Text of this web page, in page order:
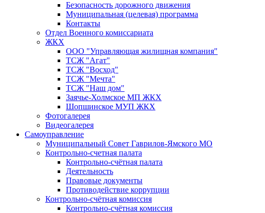
Безопасность дорожного движения
Муниципальная (целевая) программа
Контакты
Отдел Военного комиссариата
ЖКХ
ООО "Управляющая жилищная компания"
ТСЖ "Агат"
ТСЖ "Восход"
ТСЖ "Мечта"
ТСЖ "Наш дом"
Заячье-Холмское МП ЖКХ
Шопшинское МУП ЖКХ
Фотогалерея
Видеогалерея
Самоуправление
Муниципальный Совет Гаврилов-Ямского МО
Контрольно-счетная палата
Контрольно-счётная палата
Деятельность
Правовые документы
Противодействие коррупции
Контрольно-счётная комиссия
Контрольно-счётная комиссия